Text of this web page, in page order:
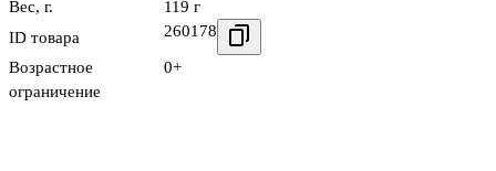
Вес, г.
119 г
ID товара
260178
Возрастное
ограничение
0+